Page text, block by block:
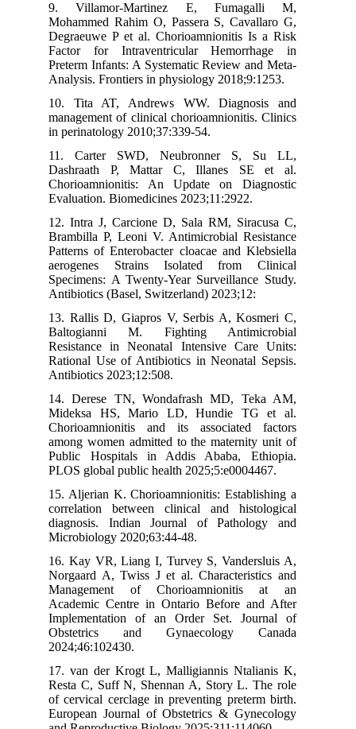
9. Villamor-Martinez E, Fumagalli M,
Mohammed Rahim O, Passera S, Cavallaro G,
Degraeuwe P et al. Chorioamnionitis Is a Risk
Factor for Intraventricular Hemorrhage in
Preterm Infants: A Systematic Review and Meta-
Analysis. Frontiers in physiology 2018;9:1253.
10. Tita AT, Andrews WW. Diagnosis and
management of clinical chorioamnionitis. Clinics
in perinatology 2010;37:339-54.
11. Carter SWD, Neubronner S, Su LL,
Dashraath P, Mattar C, Illanes SE et al.
Chorioamnionitis: An Update on Diagnostic
Evaluation. Biomedicines 2023;11:2922.
12. Intra J, Carcione D, Sala RM, Siracusa C,
Brambilla P, Leoni V. Antimicrobial Resistance
Patterns of Enterobacter cloacae and Klebsiella
aerogenes Strains Isolated from Clinical
Specimens: A Twenty-Year Surveillance Study.
Antibiotics (Basel, Switzerland) 2023;12:
13. Rallis D, Giapros V, Serbis A, Kosmeri C,
Baltogianni M. Fighting Antimicrobial
Resistance in Neonatal Intensive Care Units:
Rational Use of Antibiotics in Neonatal Sepsis.
Antibiotics 2023;12:508.
14. Derese TN, Wondafrash MD, Teka AM,
Mideksa HS, Mario LD, Hundie TG et al.
Chorioamnionitis and its associated factors
among women admitted to the maternity unit of
Public Hospitals in Addis Ababa, Ethiopia.
PLOS global public health 2025;5:e0004467.
15. Aljerian K. Chorioamnionitis: Establishing a
correlation between clinical and histological
diagnosis. Indian Journal of Pathology and
Microbiology 2020;63:44-48.
16. Kay VR, Liang I, Turvey S, Vandersluis A,
Norgaard A, Twiss J et al. Characteristics and
Management of Chorioamnionitis at an
Academic Centre in Ontario Before and After
Implementation of an Order Set. Journal of
Obstetrics and Gynaecology Canada
2024;46:102430.
17. van der Krogt L, Malligiannis Ntalianis K,
Resta C, Suff N, Shennan A, Story L. The role
of cervical cerclage in preventing preterm birth.
European Journal of Obstetrics & Gynecology